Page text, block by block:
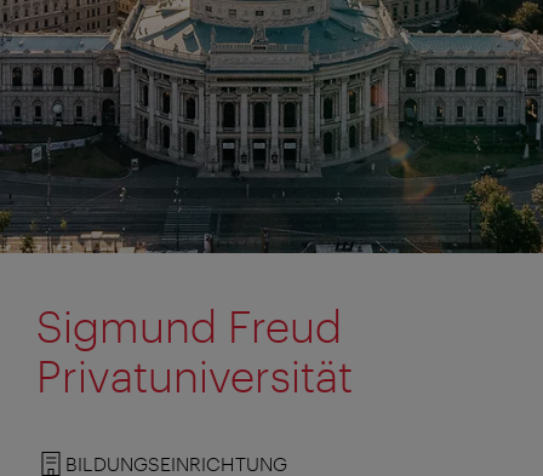
Sigmund Freud
Privatuniversität
BILDUNGSEINRICHTUNG